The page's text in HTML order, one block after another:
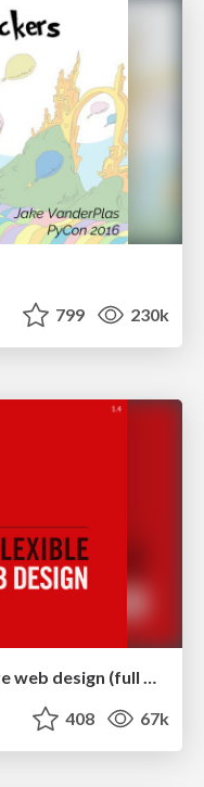
799 230k
Fashionably flexible responsive web design (full day workshop)
408 67k